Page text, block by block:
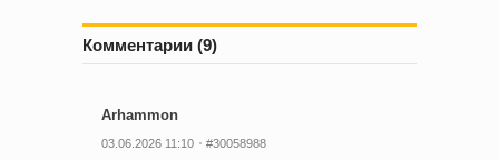
Комментарии (9)
Arhammon
03.06.2026 11:10 #30058988